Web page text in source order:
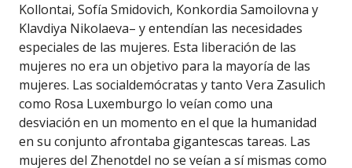
Kollontai, Sofía Smidovich, Konkordia Samoilovna y
Klavdiya Nikolaeva– y entendían las necesidades
especiales de las mujeres. Esta liberación de las
mujeres no era un objetivo para la mayoría de las
mujeres. Las socialdemócratas y tanto Vera Zasulich
como Rosa Luxemburgo lo veían como una
desviación en un momento en el que la humanidad
en su conjunto afrontaba gigantescas tareas. Las
mujeres del Zhenotdel no se veían a sí mismas como